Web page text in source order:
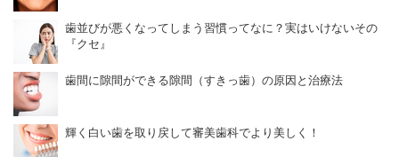
歯並びが悪くなってしまう習慣ってなに？実はいけないその
『クセ』
歯間に隙間ができる隙間（すきっ歯）の原因と治療法
輝く白い歯を取り戻して審美歯科でより美しく！